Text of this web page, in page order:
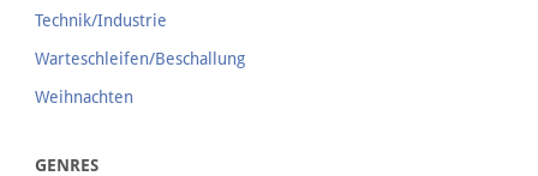
Technik/Industrie
Warteschleifen/Beschallung
Weihnachten
GENRES